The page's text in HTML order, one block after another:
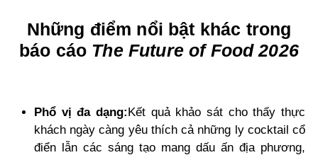
Những điểm nổi bật khác trong
báo cáo The Future of Food 2026
Phổ vị đa dạng:Kết quả khảo sát cho thấy thực
khách ngày càng yêu thích cả những ly cocktail cổ
điển lẫn các sáng tạo mang dấu ấn địa phương,